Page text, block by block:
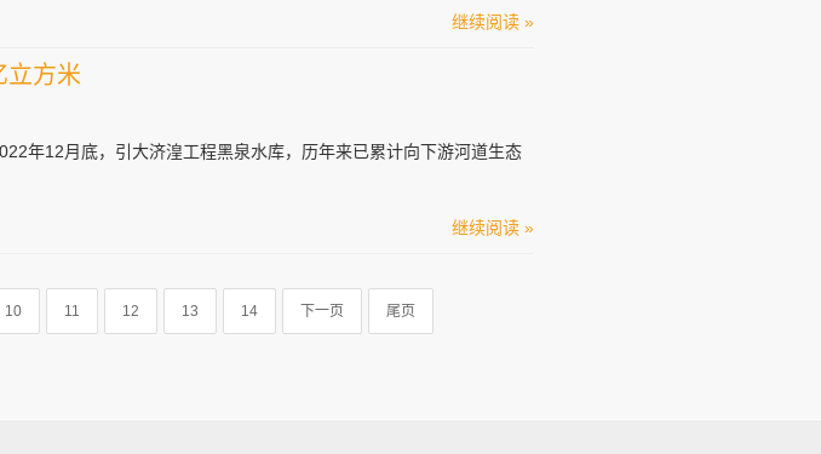
继续阅读 »
立方米
年12月底，引大济湟工程黑泉水库，历年来已累计向下游河道生态
继续阅读 »
10 11 12 13 14 下一页 尾页